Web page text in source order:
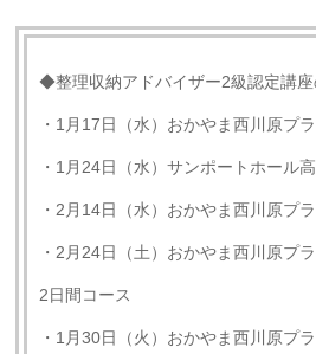
◆整理収納アドバイザー2級認定講
・1月17日（水）おかやま西川原プ
・1月24日（水）サンポートホール
・2月14日（水）おかやま西川原プ
・2月24日（土）おかやま西川原プ
2日間コース
・1月30日（火）おかやま西川原プ